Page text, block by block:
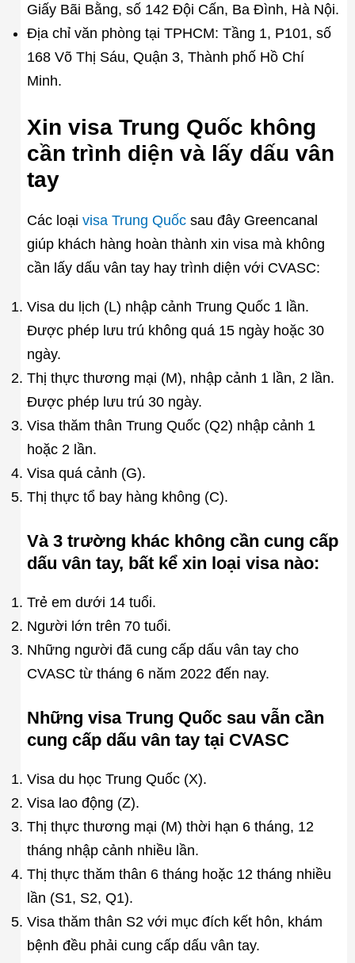
Giấy Bãi Bằng, số 142 Đội Cấn, Ba Đình, Hà Nội.
Địa chỉ văn phòng tại TPHCM: Tầng 1, P101, số
168 Võ Thị Sáu, Quận 3, Thành phố Hồ Chí
Minh.
Xin visa Trung Quốc không
cần trình diện và lấy dấu vân
tay
Các loại visa Trung Quốcsau đây Greencanal
giúp khách hàng hoàn thành xin visa mà không
cần lấy dấu vân tay hay trình diện với CVASC:
Visa du lịch (L) nhập cảnh Trung Quốc 1 lần.
Được phép lưu trú không quá 15 ngày hoặc 30
ngày.
Thị thực thương mại (M), nhập cảnh 1 lần, 2 lần.
Được phép lưu trú 30 ngày.
Visa thăm thân Trung Quốc (Q2) nhập cảnh 1
hoặc 2 lần.
Visa quá cảnh (G).
Thị thực tổ bay hàng không (C).
Và 3 trường khác không cần cung cấp
dấu vân tay, bất kể xin loại visa nào:
Trẻ em dưới 14 tuổi.
Người lớn trên 70 tuổi.
Những người đã cung cấp dấu vân tay cho
CVASC từ tháng 6 năm 2022 đến nay.
Những visa Trung Quốc sau vẫn cần
cung cấp dấu vân tay tại CVASC
Visa du học Trung Quốc (X).
Visa lao động (Z).
Thị thực thương mại (M) thời hạn 6 tháng, 12
tháng nhập cảnh nhiều lần.
Thị thực thăm thân 6 tháng hoặc 12 tháng nhiều
lần (S1, S2, Q1).
Visa thăm thân S2 với mục đích kết hôn, khám
bệnh đều phải cung cấp dấu vân tay.